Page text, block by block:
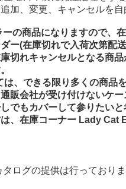
加、変更、キャンセルを
の商品になりますので、
ー(在庫切れで入荷次第配
切れキャンセルとなる商
、できる限り多くの商品
販会社が受け付けないケ
でもカバーして参りたい
、在庫コーナー Lady Cat
ログの提供は行っており